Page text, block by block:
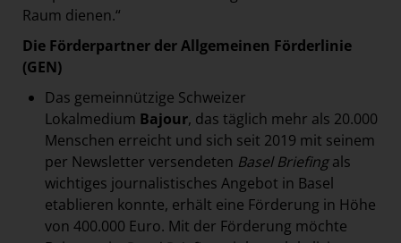
Raum dienen.“
Die Förderpartner der Allgemeinen Förderlinie
(GEN)
Das gemeinnützige Schweizer
Lokalmedium Bajour, das täglich mehr als 20.000
Menschen erreicht und sich seit 2019 mit seinem
per Newsletter versendeten Basel Briefingals
wichtiges journalistisches Angebot in Basel
etablieren konnte, erhält eine Förderung in Höhe
von 400.000 Euro. Mit der Förderung möchte